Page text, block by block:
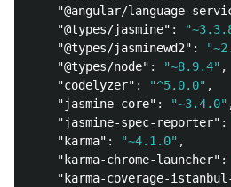
"@angular/language-
"@types/jasmine" :
"@types/jasminewd2" :
"@types/node" : "~8.9.4" ,
"codelyzer" : "^5.0.0" ,
"jasmine-core" : "~3.4.0"
"jasmine-spec-reporter" :
"karma" : "~4.1.0" ,
"karma-chrome-launcher" :
"karma-coverage-